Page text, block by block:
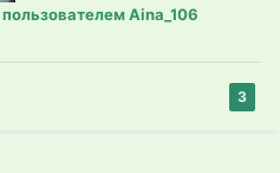
пользователем Aina_106
3